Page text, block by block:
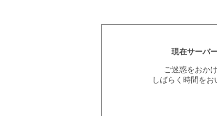
現在サーバ
ご迷惑をおか
しばらく時間を